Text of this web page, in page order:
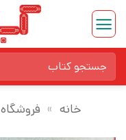
Skip
content
برای:
خانه » فروشگاه